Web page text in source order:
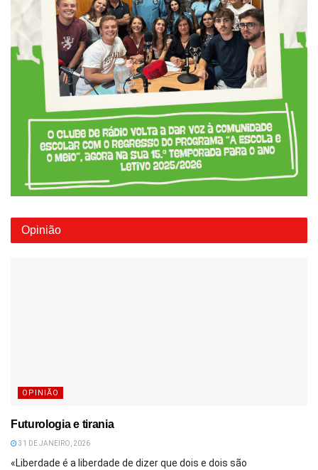
Opinião
OPINIÃO
Futurologia e tirania
31 DE JANEIRO, 2026
«Liberdade é a liberdade de dizer que dois e dois são